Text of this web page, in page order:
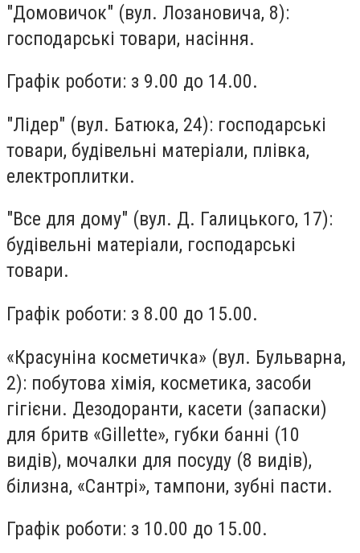
"Домовичок" (вул. Лозановича, 8):
господарські товари, насіння.
Графік роботи: з 9.00 до 14.00.
"Лідер" (вул. Батюка, 24): господарські
товари, будівельні матеріали, плівка,
електроплитки.
"Все для дому" (вул. Д. Галицького, 17):
будівельні матеріали, господарські
товари.
Графік роботи: з 8.00 до 15.00.
«Красуніна косметичка» (вул. Бульварна,
2): побутова хімія, косметика, засоби
гігієни. Дезодоранти, касети (запаски)
для бритв «Gillette», губки банні (10
видів), мочалки для посуду (8 видів),
білизна, «Сантрі», тампони, зубні пасти.
Графік роботи: з 10.00 до 15.00.